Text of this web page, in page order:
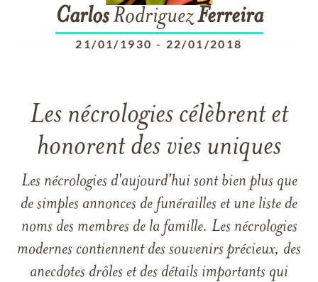
CarlosRodriguezFerreira
21/01/1930 - 22/01/2018
Les nécrologies célèbrent et
honorent des vies uniques
Les nécrologies d'aujourd'hui sont bien plus que
de simples annonces de funérailles et une liste de
noms des membres de la famille. Les nécrologies
modernes contiennent des souvenirs précieux, des
anecdotes drôles et des détails importants qui